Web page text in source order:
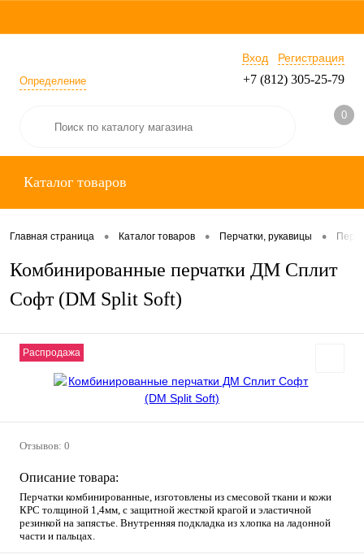
Определение
Вход Регистрация
+7 (812) 305-25-79
0
Каталог товаров
Главная страница • Каталог товаров • Перчатки, рукавицы •
Комбинированные перчатки ДМ Сплит
Софт (DM Split Soft)
Распродажа
Отзывов: 0
Описание товара:
Перчатки комбинированные, изготовлены из смесовой ткани и кожи
КРС толщиной 1,4мм, с защитной жесткой крагой и эластичной
резинкой на запястье. Внутренняя подкладка из хлопка на ладонной
части и пальцах.